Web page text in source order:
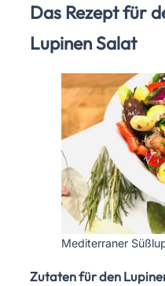
Das Rezept für
Lupinen Salat
Mediterraner
Zutaten für den